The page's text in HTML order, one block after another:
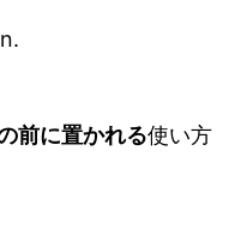
前に置かれる使い方